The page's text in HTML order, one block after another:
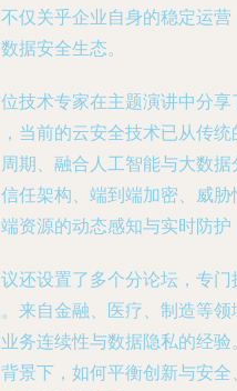
仅关乎企业自身的稳定运
据安全生态。
技术专家在主题演讲中分
当前的云安全技术已从传
期、融合人工智能与大数
任架构、端到端加密、威
资源的动态感知与实时防
还设置了多个分论坛，专
来自金融、医疗、制造等
务连续性与数据隐私的经
景下，如何平衡创新与安